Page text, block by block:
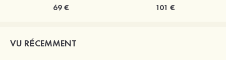
69 € 101 €
VU RÉCEMMENT